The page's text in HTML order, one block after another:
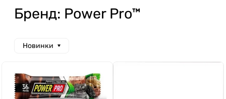
Бренд: Power Pro™
Новинки